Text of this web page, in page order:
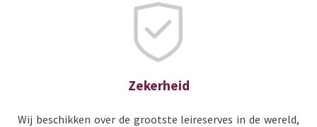
Zekerheid
Wij beschikken over de grootste leireserves in de wereld,